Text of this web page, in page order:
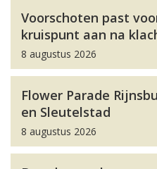
Voorschoten past
kruispunt aan na
8 augustus 2026
Flower Parade
en Sleutelstad
8 augustus 2026